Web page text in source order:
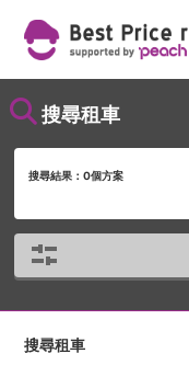
搜尋租車
搜尋結果：0個方案
搜尋租車